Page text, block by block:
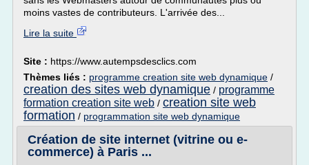
moins vastes de contributeurs. L'arrivée des...
Lire la suite
Site : https://www.autempsdesclics.com
Thèmes liés : programme creation site web dynamique /
creation des sites web dynamique / programme
formation creation site web / creation site web
formation / programmation site web dynamique
Création de site internet (vitrine ou e-
commerce) à Paris ...